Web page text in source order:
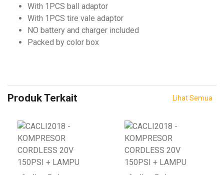
With 1PCS ball adaptor
With 1PCS tire vale adaptor
NO battery and charger included
Packed by color box
Produk Terkait Lihat Semua